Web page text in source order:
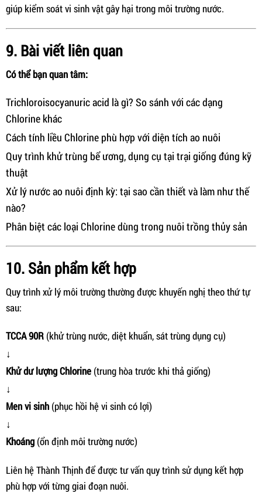
giúp kiểm soát vi sinh vật gây hại trong môi trường nước.
9. Bài viết liên quan
Có thể bạn quan tâm:
Trichloroisocyanuric acid là gì? So sánh với các dạng
Chlorine khác
Cách tính liều Chlorine phù hợp với diện tích ao nuôi
Quy trình khử trùng bể ương, dụng cụ tại trại giống đúng kỹ
thuật
Xử lý nước ao nuôi định kỳ: tại sao cần thiết và làm như thế
nào?
Phân biệt các loại Chlorine dùng trong nuôi trồng thủy sản
10. Sản phẩm kết hợp
Quy trình xử lý môi trường thường được khuyến nghị theo thứ tự
sau:
TCCA 90R (khử trùng nước, diệt khuẩn, sát trùng dụng cụ)
↓
Khử dư lượng Chlorine (trung hòa trước khi thả giống)
↓
Men vi sinh (phục hồi hệ vi sinh có lợi)
↓
Khoáng (ổn định môi trường nước)
Liên hệ Thành Thịnh để được tư vấn quy trình sử dụng kết hợp
phù hợp với từng giai đoạn nuôi.